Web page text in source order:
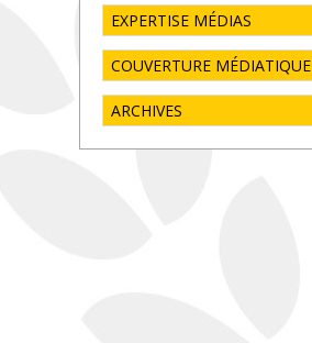
EXPERTISE MÉDIAS
COUVERTURE MÉDIATIQUE
ARCHIVES